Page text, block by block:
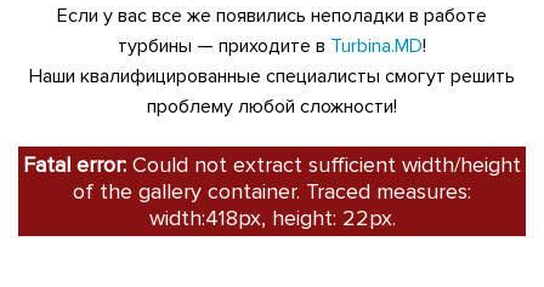
Если у вас все же появились неполадки в работе
турбины — приходите в Turbina.MD!
Наши квалифицированные специалисты смогут решить
проблему любой сложности!
Fatal error: Could not extract sufficient width/height
of the gallery container. Traced measures:
width:418px, height: 22px.